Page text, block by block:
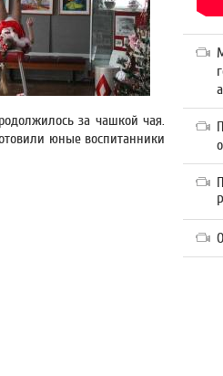
за чашкой чая.
юные воспитанники